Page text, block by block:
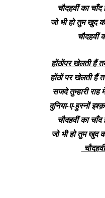
चौदहवीं का
जो भी हो तुम खुद
चौदहवीं
होंठोंपर खेलती हैं
होंठों पर खेलती हैं
सजदे तुम्हारी
दुनिया-ए-हुस्नों
चौदहवीं का
जो भी हो तुम खुद